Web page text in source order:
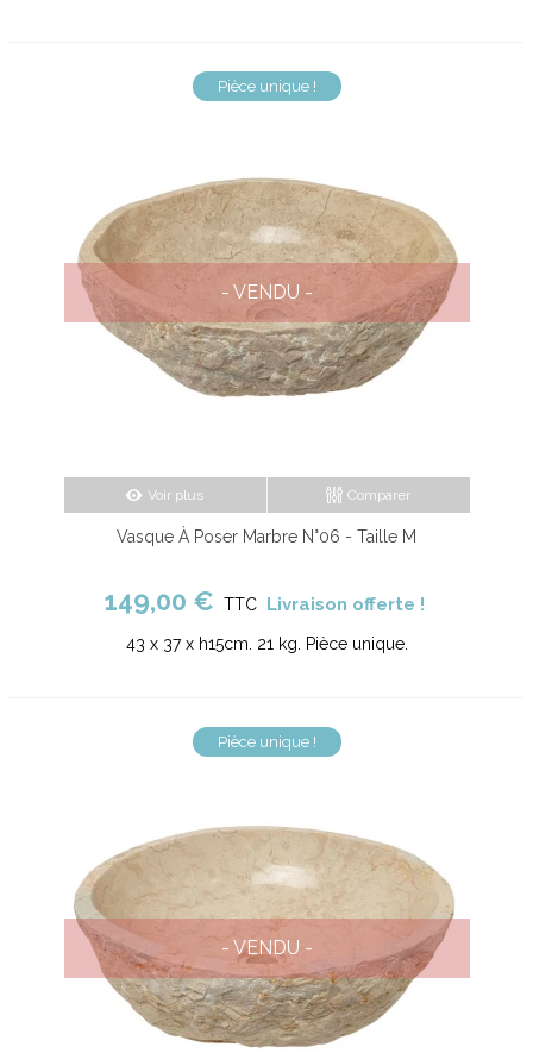
Pièce unique !
- VENDU -
Voir plus Comparer
Vasque À Poser Marbre N°06 - Taille M
149,00 € TTC Livraison offerte !
43 x 37 x h15cm. 21 kg. Pièce unique.
Pièce unique !
- VENDU -